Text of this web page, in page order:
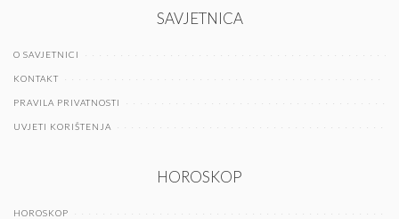
SAVJETNICA
O SAVJETNICI
KONTAKT
PRAVILA PRIVATNOSTI
UVJETI KORIŠTENJA
HOROSKOP
HOROSKOP